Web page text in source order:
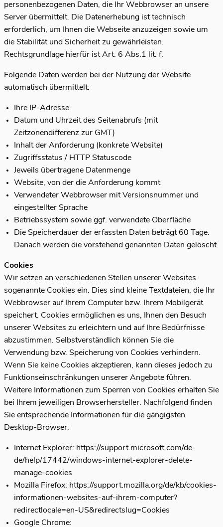
personenbezogenen Daten, die Ihr Webbrowser an unsere
Server übermittelt. Die Datenerhebung ist technisch
erforderlich, um Ihnen die Webseite anzuzeigen sowie um
die Stabilität und Sicherheit zu gewährleisten.
Rechtsgrundlage hierfür ist Art. 6 Abs.1 lit. f.
Folgende Daten werden bei der Nutzung der Website
automatisch übermittelt:
Ihre IP-Adresse
Datum und Uhrzeit des Seitenabrufs (mit
Zeitzonendifferenz zur GMT)
Inhalt der Anforderung (konkrete Website)
Zugriffsstatus / HTTP Statuscode
Jeweils übertragene Datenmenge
Website, von der die Anforderung kommt
Verwendeter Webbrowser mit Versionsnummer und
eingestellter Sprache
Betriebssystem sowie ggf. verwendete Oberfläche
Die Speicherdauer der erfassten Daten beträgt 60 Tage.
Danach werden die vorstehend genannten Daten gelöscht.
Cookies
Wir setzen an verschiedenen Stellen unserer Websites
sogenannte Cookies ein. Dies sind kleine Textdateien, die Ihr
Webbrowser auf Ihrem Computer bzw. Ihrem Mobilgerät
speichert. Cookies ermöglichen es uns, Ihnen den Besuch
unserer Websites zu erleichtern und auf Ihre Bedürfnisse
abzustimmen. Selbstverständlich können Sie die
Verwendung bzw. Speicherung von Cookies verhindern.
Wenn Sie keine Cookies akzeptieren, kann dieses jedoch zu
Funktionseinschränkungen unserer Angebote führen.
Weitere Informationen zum Sperren von Cookies erhalten Sie
bei Ihrem jeweiligen Browserhersteller. Nachfolgend finden
Sie entsprechende Informationen für die gängigsten
Desktop-Browser:
Internet Explorer: https://support.microsoft.com/de-
de/help/17442/windows-internet-explorer-delete-
manage-cookies
Mozilla Firefox: https://support.mozilla.org/de/kb/cookies-
informationen-websites-auf-ihrem-computer?
redirectlocale=en-US&redirectslug=Cookies
Google Chrome: